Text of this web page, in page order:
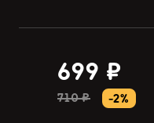
699 ₽
710 ₽ -2%